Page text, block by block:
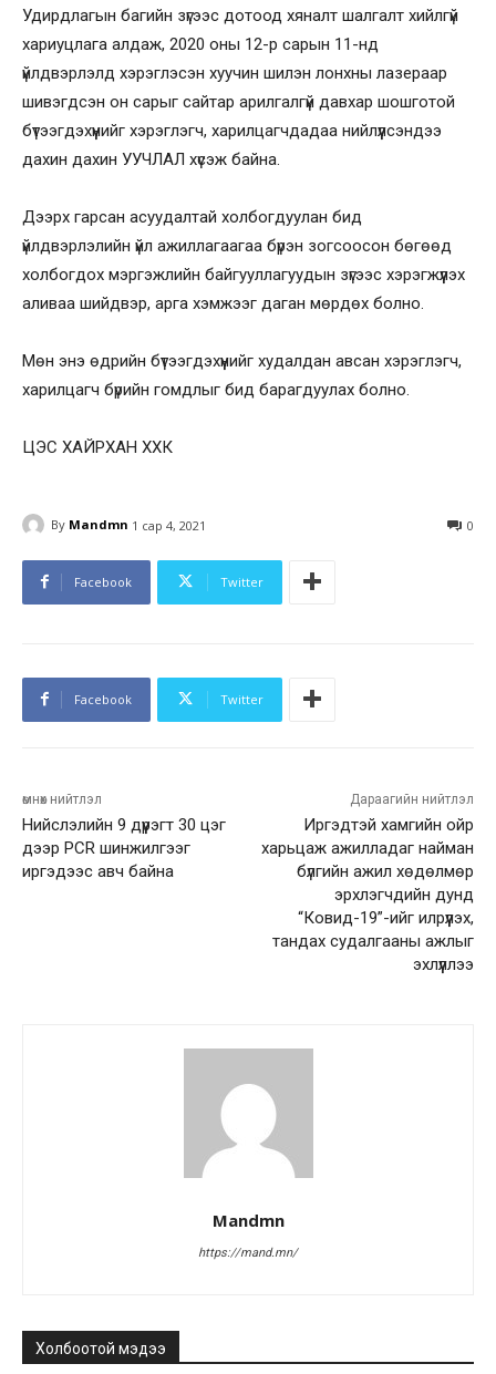
Удирдлагын багийн зүгээс дотоод хяналт шалгалт хийлгүй
хариуцлага алдаж, 2020 оны 12-р сарын 11-нд
үйлдвэрлэлд хэрэглэсэн хуучин шилэн лонхны лазераар
шивэгдсэн он сарыг сайтар арилгалгүй давхар шошготой
бүтээгдэхүүнийг хэрэглэгч, харилцагчдадаа нийлүүлсэндээ
дахин дахин УУЧЛАЛ хүсэж байна.
Дээрх гарсан асуудалтай холбогдуулан бид
үйлдвэрлэлийн үйл ажиллагаагаа бүрэн зогсоосон бөгөөд
холбогдох мэргэжлийн байгууллагуудын зүгээс хэрэгжүүлэх
аливаа шийдвэр, арга хэмжээг даган мөрдөх болно.
Мөн энэ өдрийн бүтээгдэхүүнийг худалдан авсан хэрэглэгч,
харилцагч бүрийн гомдлыг бид барагдуулах болно.
ЦЭС ХАЙРХАН ХХК
By Mandmn 1 сар 4, 2021 0
Facebook Twitter
Facebook Twitter
өмнөх нийтлэл
Нийслэлийн 9 дүүрэгт 30 цэг
дээр PCR шинжилгээг
иргэдээс авч байна
Дараагийн нийтлэл
Иргэдтэй хамгийн ойр
харьцаж ажилладаг найман
бүлгийн ажил хөдөлмөр
эрхлэгчдийн дунд
“Ковид-19”-ийг илрүүлэх,
тандах судалгааны ажлыг
эхлүүллээ
Mandmn
https://mand.mn/
Холбоотой мэдээ